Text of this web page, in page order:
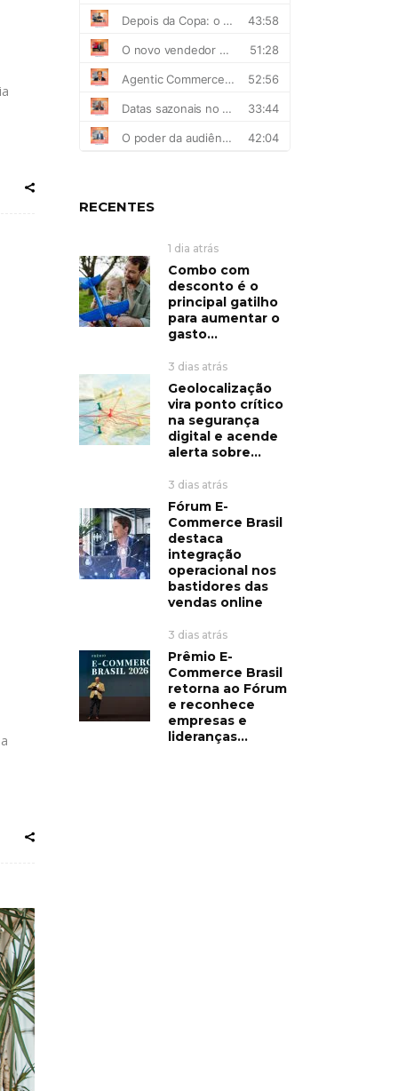
RECENTES
1 dia atrás
Combo com
desconto é o
principal gatilho
para aumentar o
gasto...
3 dias atrás
Geolocalização
vira ponto crítico
na segurança
digital e acende
alerta sobre...
3 dias atrás
Fórum E-
Commerce Brasil
destaca
integração
operacional nos
bastidores das
vendas online
3 dias atrás
Prêmio E-
Commerce Brasil
retorna ao Fórum
e reconhece
empresas e
lideranças...